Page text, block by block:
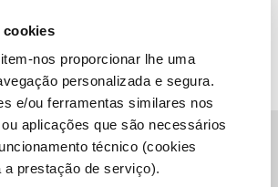
cookies
nos proporcionar lhe uma
personalizada e segura.
e/ou ferramentas similares nos
aplicações que são necessários
técnico (cookies
a prestação de serviço).
privada, por favor.
e faça "Like" nos melhores comentários.